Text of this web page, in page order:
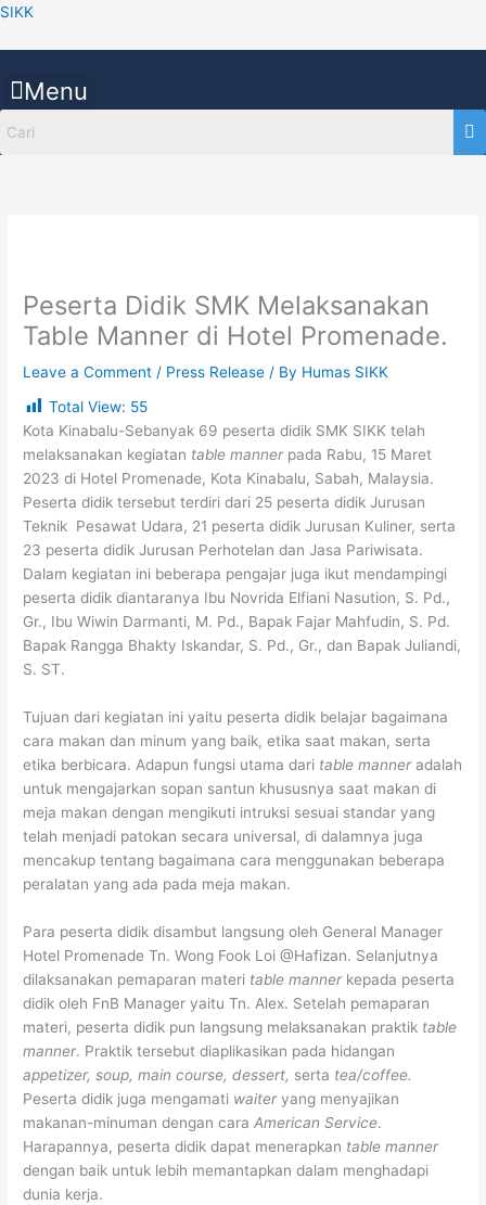
Skip
SIKK
Menu
Peserta Didik SMK Melaksanakan
Table Manner di Hotel Promenade.
Leave a Comment / Press Release / By Humas SIKK
Total View: 55
Kota Kinabalu-Sebanyak 69 peserta didik SMK SIKK telah
melaksanakan kegiatan table mannerpada Rabu, 15 Maret
2023 di Hotel Promenade, Kota Kinabalu, Sabah, Malaysia.
Peserta didik tersebut terdiri dari 25 peserta didik Jurusan
Teknik Pesawat Udara, 21 peserta didik Jurusan Kuliner, serta
23 peserta didik Jurusan Perhotelan dan Jasa Pariwisata.
Dalam kegiatan ini beberapa pengajar juga ikut mendampingi
peserta didik diantaranya Ibu Novrida Elfiani Nasution, S. Pd.,
Gr., Ibu Wiwin Darmanti, M. Pd., Bapak Fajar Mahfudin, S. Pd.
Bapak Rangga Bhakty Iskandar, S. Pd., Gr., dan Bapak Juliandi,
S. ST.
Tujuan dari kegiatan ini yaitu peserta didik belajar bagaimana
cara makan dan minum yang baik, etika saat makan, serta
etika berbicara. Adapun fungsi utama dari table manneradalah
untuk mengajarkan sopan santun khususnya saat makan di
meja makan dengan mengikuti intruksi sesuai standar yang
telah menjadi patokan secara universal, di dalamnya juga
mencakup tentang bagaimana cara menggunakan beberapa
peralatan yang ada pada meja makan.
Para peserta didik disambut langsung oleh General Manager
Hotel Promenade Tn. Wong Fook Loi @Hafizan. Selanjutnya
dilaksanakan pemaparan materi table mannerkepada peserta
didik oleh FnB Manager yaitu Tn. Alex. Setelah pemaparan
materi, peserta didik pun langsung melaksanakan praktik table
manner. Praktik tersebut diaplikasikan pada hidangan
appetizer, soup, main course, dessert, serta tea/coffee.
Peserta didik juga mengamati waiteryang menyajikan
makanan-minuman dengan caraAmerican Service.
Harapannya, peserta didik dapat menerapkan table manner
dengan baik untuk lebih memantapkan dalam menghadapi
dunia kerja.